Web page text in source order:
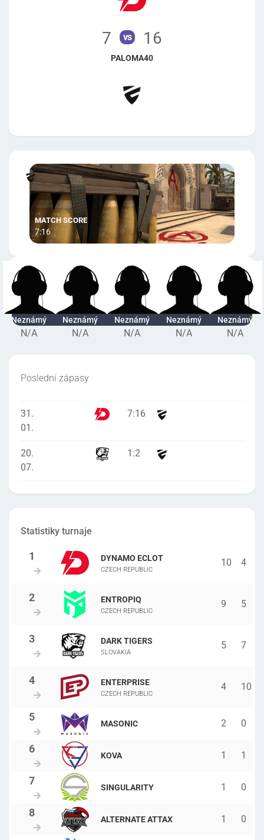
7 vs 16
PALOMA40
7:16
Neznámý
N/A
Neznámý
N/A
Neznámý
N/A
Neznámý
N/A
Neznámý
N/A
Poslední zápasy
31.
01.
7:16
20.
07.
1 :2
Statistiky turnaje
DYNAMO ECLOT
CZECH REPUBLIC
10 4
ENTROPIQ
CZECH REPUBLIC
9 5
DARK TIGERS
SLOVAKIA
5 7
ENTERPRISE
CZECH REPUBLIC
4 10
MASONIC 2 0
KOVA 1 1
SINGULARITY 1 0
ALTERNATE ATTAX 1 0